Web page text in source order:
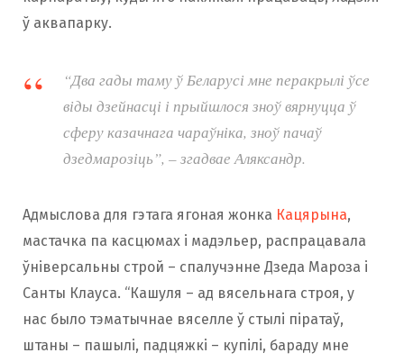
ў аквапарку.
“Два гады таму ў Беларусі мне перакрылі ўсе
віды дзейнасці і прыйшлося зноў вярнуцца ў
сферу казачнага чараўніка, зноў пачаў
дзедмарозіць”, – згадвае Аляксандр.
Адмыслова для гэтага ягоная жонка Кацярына,
мастачка па касцюмах і мадэльер, распрацавала
ўніверсальны строй – спалучэнне Дзеда Мароза і
Санты Клауса. “Кашуля – ад вясельнага строя, у
нас было тэматычнае вяселле ў стылі піратаў,
штаны – пашылі, падцяжкі – купілі, бараду мне